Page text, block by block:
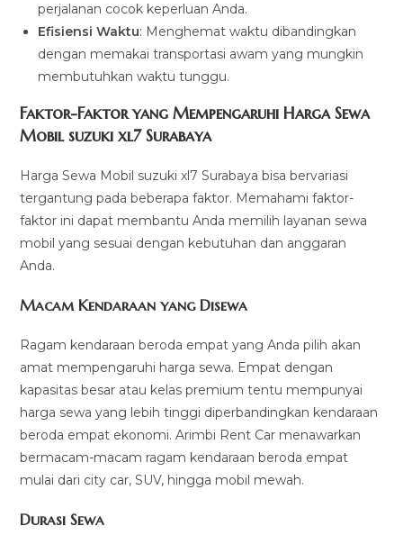
perjalanan cocok keperluan Anda.
Efisiensi Waktu: Menghemat waktu dibandingkan
dengan memakai transportasi awam yang mungkin
membutuhkan waktu tunggu.
Faktor-Faktor yang Mempengaruhi Harga Sewa
Mobil suzuki xl7 Surabaya
Harga Sewa Mobil suzuki xl7 Surabaya bisa bervariasi
tergantung pada beberapa faktor. Memahami faktor-
faktor ini dapat membantu Anda memilih layanan sewa
mobil yang sesuai dengan kebutuhan dan anggaran
Anda.
Macam Kendaraan yang Disewa
Ragam kendaraan beroda empat yang Anda pilih akan
amat mempengaruhi harga sewa. Empat dengan
kapasitas besar atau kelas premium tentu mempunyai
harga sewa yang lebih tinggi diperbandingkan kendaraan
beroda empat ekonomi. Arimbi Rent Car menawarkan
bermacam-macam ragam kendaraan beroda empat
mulai dari city car, SUV, hingga mobil mewah.
Durasi Sewa